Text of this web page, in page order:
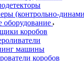
(контрольно-
оборудование
коробов
машины
коробов